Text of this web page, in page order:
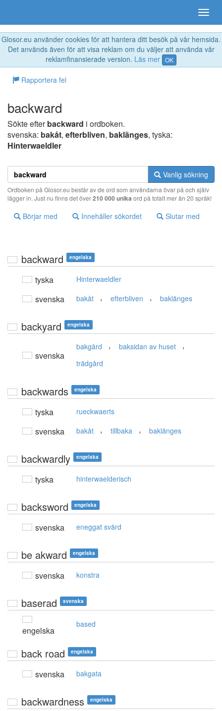
Glosor.eu använder cookies för att hantera ditt besök på vår hemsida.
Det används även för att visa reklam om du väljer att använda vår
reklamfinansierade version. Läs mer OK
Rapportera fel
backward
Sökte efterbackward i ordboken.
svenska: bakåt, efterbliven, baklänges, tyska:
Hinterwaeldler
Vanlig sökning
Ordboken på Glosor.eu består av de ord som användarna övar på och själv
lägger in. Just nu finns det över210 000 unika ord på totalt mer än 20 språk!
Börjar med Innehåller sökordet Slutar med
backward engelska
tyska Hinterwaeldler
svenska bakåt , efterbliven , baklänges
backyard engelska
svenska
bakgård , baksidan av huset ,
trädgård
backwards engelska
tyska rueckwaerts
svenska bakåt , tillbaka , baklänges
backwardly engelska
tyska hinterwaelderisch
backsword engelska
svenska eneggat svärd
be akward engelska
svenska konstra
baserad svenska
engelska
based
back road engelska
svenska bakgata
backwardness engelska